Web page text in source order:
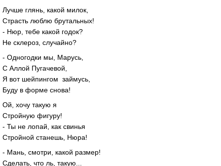
Лучше глянь, какой милок,
Страсть люблю брутальных!
- Нюр, тебе какой годок?
Не склероз, случайно?
- Одногодки мы, Марусь,
С Аллой Пугачевой,
Я вот шейпингом займусь,
Буду в форме снова!
Ой, хочу такую я
Стройную фигуру!
- Ты не лопай, как свинья
Стройной станешь, Нюра!
- Мань, смотри, какой размер!
Сделать, что ль, такую...